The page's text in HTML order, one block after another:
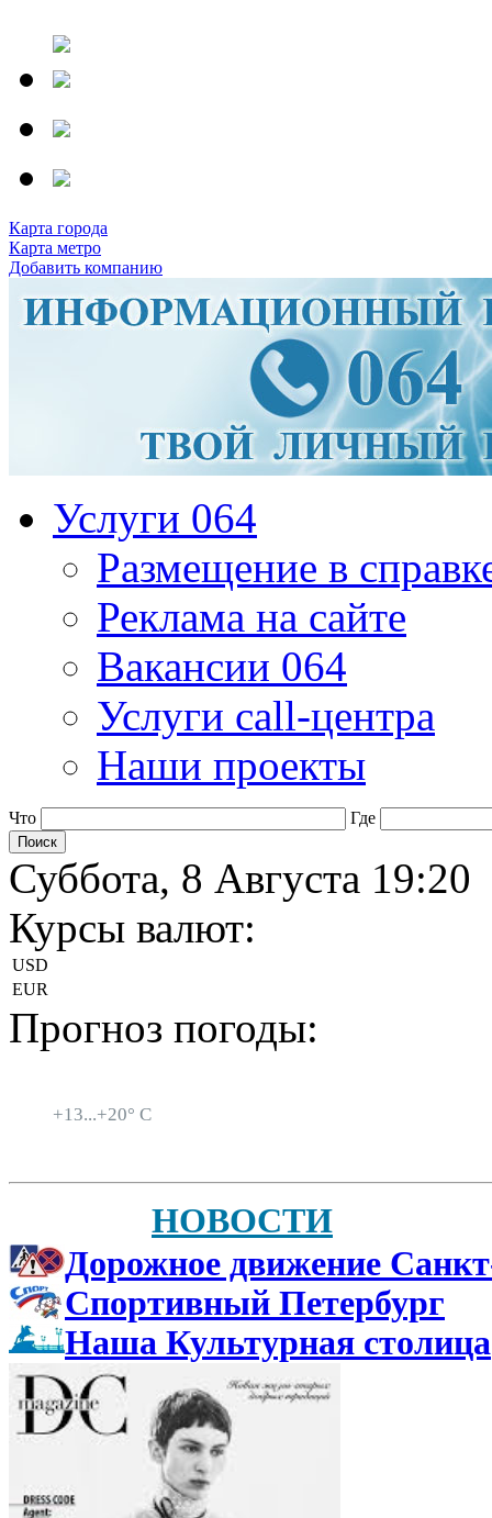
Карта города
Карта метро
Добавить компанию
Услуги 064
Размещение в
Реклама на сайте
Вакансии 064
Услуги call-центра
Наши проекты
Что Где
Суббота, 8 Августа 19:20
Курсы валют:
USD
EUR
Прогноз погоды:
+13...+20° C
НОВОСТИ
Дорожное движение
Спортивный Петербург
Наша Культурная столица